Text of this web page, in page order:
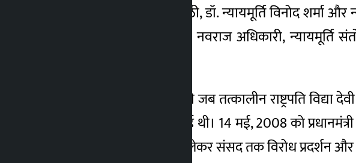
वरिष्ठ अधिवक्ता दिनेश त्रिपाठी, डॉ. न्यायमूर्ति विनोद
राजकुमार सुवाल, न्यायमूर्ति नवराज अधिकारी,
तत्कालीन प्रधानमंत्री ओली ने जब तत्कालीन राष्ट्रपति
की भाषा शामिल नहीं की गई थी। 14 मई, 2008 को
है, जिसके कारण सड़कों से लेकर संसद तक विरोध प्रदर्शन